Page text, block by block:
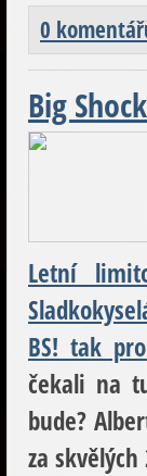
0
Big
Letní
BS! tak
čekali na
bude?
za